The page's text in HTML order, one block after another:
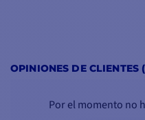
OPINIONES DE CLIENTES
Por el momento no